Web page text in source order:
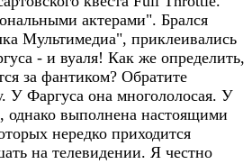
актерами". Брался
Мультимедиа", приклеивались
- и вуаля! Как же определить,
за фантиком? Обратите
У Фаргуса она многололосая. У
однако выполнена настоящими
нередко приходится
на телевидении. Я честно